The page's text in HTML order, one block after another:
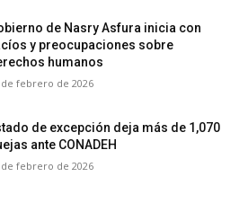
de Nasry Asfura inicia con
y preocupaciones sobre
humanos
de febrero de 2026
de excepción deja más de 1,070
ante CONADEH
de febrero de 2026